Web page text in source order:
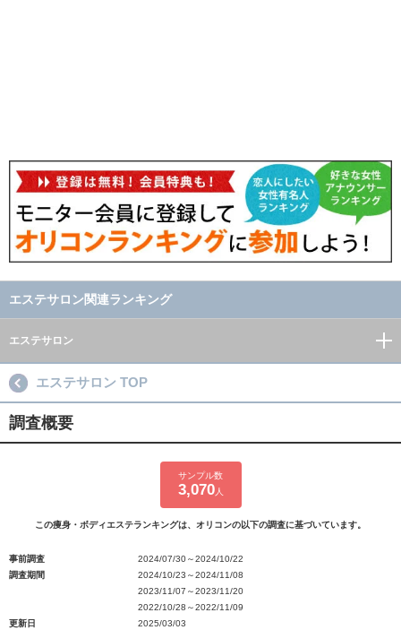
エステサロン関連ランキング
エステサロン
エステサロン TOP
調査概要
サンプル数
3,070人
この痩身・ボディエステランキングは、オリコンの以下の調査に基づいています。
事前調査
2024/07/30～2024/10/22
調査期間
2024/10/23～2024/11/08
2023/11/07～2023/11/20
2022/10/28～2022/11/09
更新日
2025/03/03